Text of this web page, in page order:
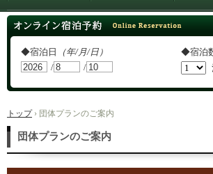
トップ
オンライン宿泊予約
◆宿泊日 （年/月/日） ◆宿泊
/
/
トップ› 団体プランのご案内
団体プランのご案内